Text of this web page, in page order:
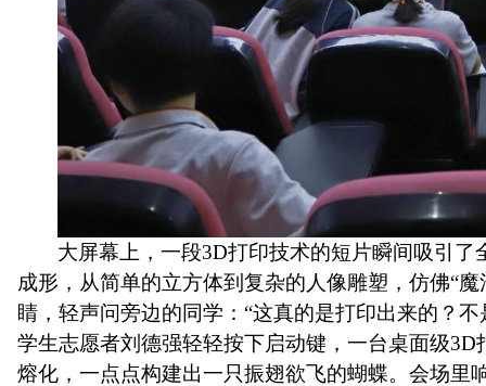
大屏幕上，一段3D打印技术的短片瞬间吸引
成形，从简单的立方体到复杂的人像雕塑，仿佛“
睛，轻声问旁边的同学：“这真的是打印出来的？
学生志愿者刘德强轻轻按下启动键，一台桌面级3D
熔化，一点点构建出一只振翅欲飞的蝴蝶。会场里